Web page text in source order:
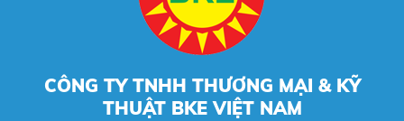
CÔNG TY TNHH THƯƠNG MẠI & KỸ
THUẬT BKE VIỆT NAM